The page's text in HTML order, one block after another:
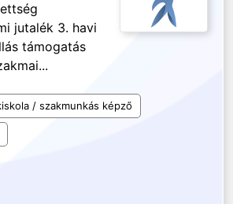
jutalék 3. havi
támogatás
/ szakmunkás képző